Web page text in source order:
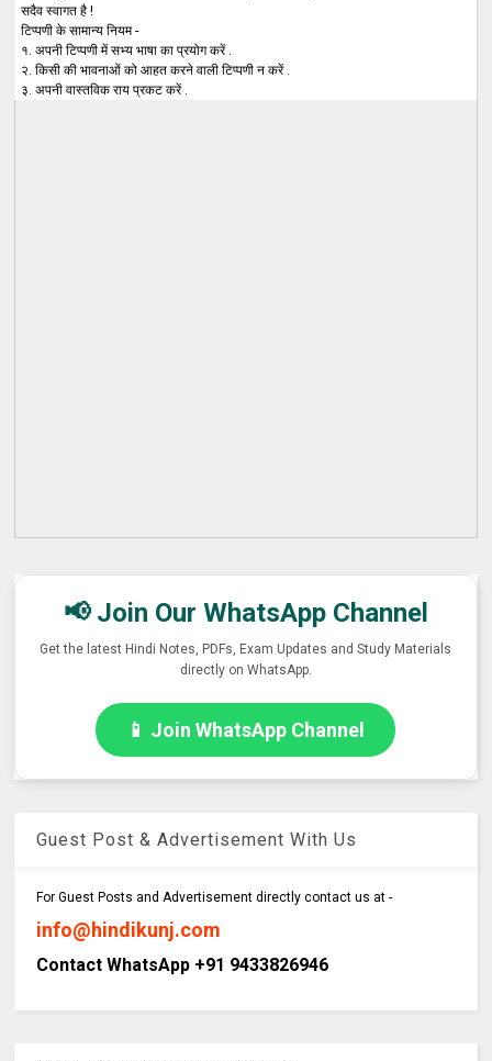
सदैव स्वागत है !
टिप्पणी के सामान्य नियम -
१. अपनी टिप्पणी में सभ्य भाषा का प्रयोग करें .
२. किसी की भावनाओं को आहत करने वाली टिप्पणी न करें .
३. अपनी वास्तविक राय प्रकट करें .
📢 Join Our WhatsApp Channel
Get the latest Hindi Notes, PDFs, Exam Updates and Study Materials
directly on WhatsApp.
📱 Join WhatsApp Channel
Guest Post & Advertisement With Us
For Guest Posts and Advertisement directly contact us at -
info@hindikunj.com
Contact WhatsApp +91 9433826946